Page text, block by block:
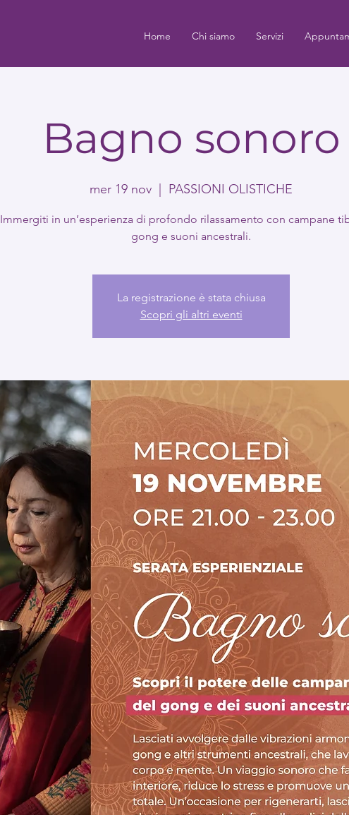
Home Chi siamo Servizi
Bagno sonoro
mer 19 nov PASSIONI OLISTICHE
Immergiti in un’esperienza di profondo rilassamento con campane
gong e suoni ancestrali.
La registrazione è stata chiusa
Scopri gli altri eventi